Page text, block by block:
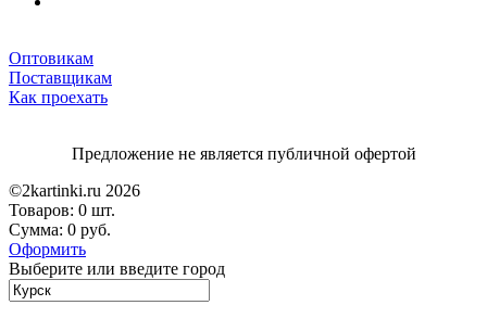
Оптовикам
Поставщикам
Как проехать
Предложение не является публичной офертой
©2kartinki.ru 2026
Товаров: 0 шт.
Сумма: 0 руб.
Оформить
Выберите или введите город